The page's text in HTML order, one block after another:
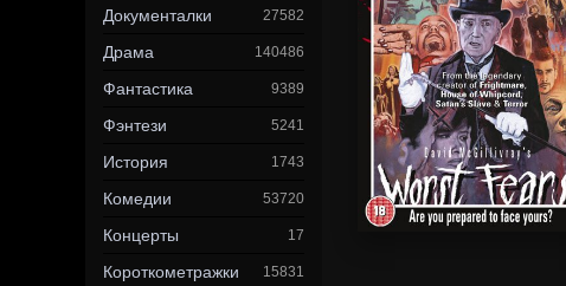
Документалки 27582
Драма 140486
Фантастика 9389
Фэнтези 5241
История 1743
Комедии 53720
Концерты 17
Короткометражки 15831